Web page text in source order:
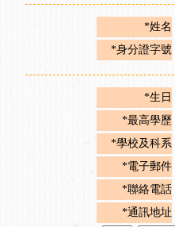
*姓名
*身分證字號
*生日
*最高學歷
*學校及科系
*電子郵件
*聯絡電話
*通訊地址